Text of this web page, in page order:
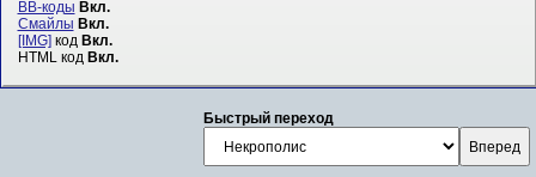
BB-коды Вкл.
Смайлы Вкл.
[IMG] код Вкл.
HTML код Вкл.
Быстрый переход